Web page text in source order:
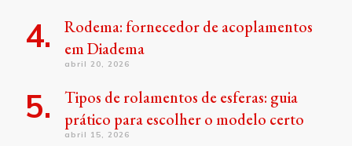
Rodema: fornecedor de acoplamentos
em Diadema
abril 20, 2026
Tipos de rolamentos de esferas: guia
prático para escolher o modelo certo
abril 15, 2026